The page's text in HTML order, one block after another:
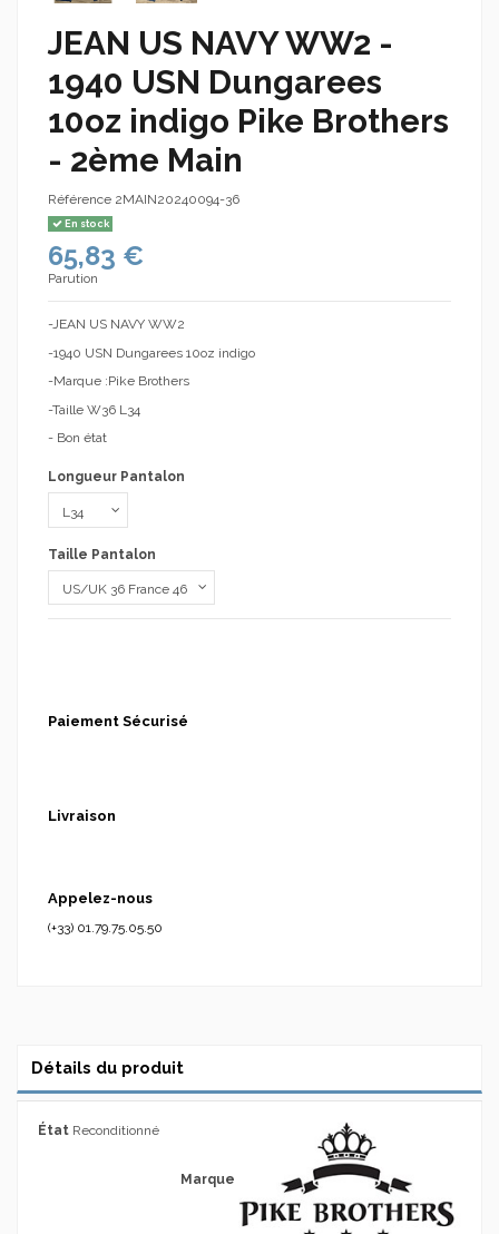
JEAN US NAVY WW2 -
1940 USN Dungarees
10oz indigo Pike Brothers
- 2ème Main
Référence 2MAIN20240094-36
En stock
65,83 €
Parution
-JEAN US NAVY WW2
-1940 USN Dungarees 10oz indigo
-Marque :Pike Brothers
-Taille W36 L34
- Bon état
Longueur Pantalon
Taille Pantalon
Paiement Sécurisé
Livraison
Appelez-nous
(+33) 01.79.75.05.50
Détails du produit
Marque
État Reconditionné